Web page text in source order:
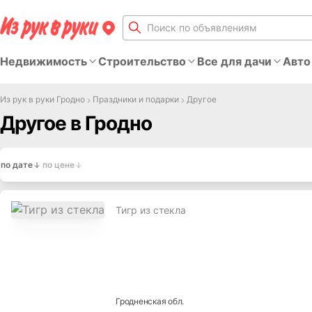
Недвижимость Строительство Все для дачи
Из рук в руки Гродно Праздники и подарки Другое
Другое в Гродно
по дате по цене
Тигр из стекла
Гродненская обл.